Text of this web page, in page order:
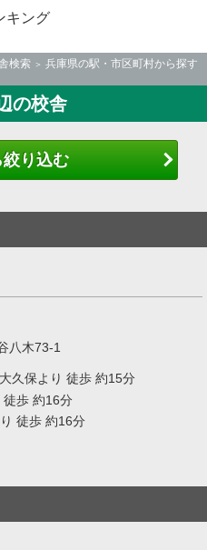
キング
検索
兵庫県の駅・市区町村から探す
の校舎
絞り込む
八木73-1
久保より 徒歩 約15分
徒歩 約16分
徒歩 約16分